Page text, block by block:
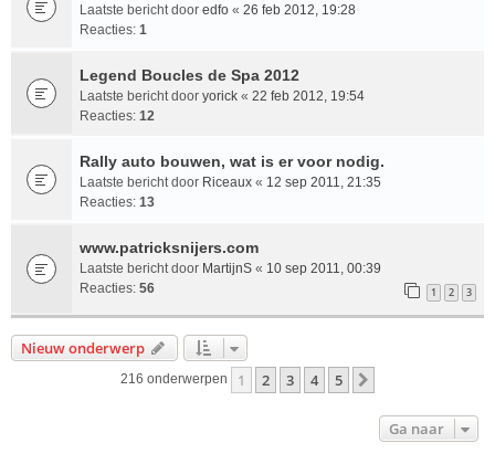
Laatste bericht door edfo « 26 feb 2012, 19:28
Reacties: 1
Legend Boucles de Spa 2012
Laatste bericht door yorick « 22 feb 2012, 19:54
Reacties: 12
Rally auto bouwen, wat is er voor nodig.
Laatste bericht door Riceaux « 12 sep 2011, 21:35
Reacties: 13
www.patricksnijers.com
Laatste bericht door MartijnS « 10 sep 2011, 00:39
Reacties: 56 1 2 3
Nieuw onderwerp
216 onderwerpen 1 2 3 4 5
Ga naar